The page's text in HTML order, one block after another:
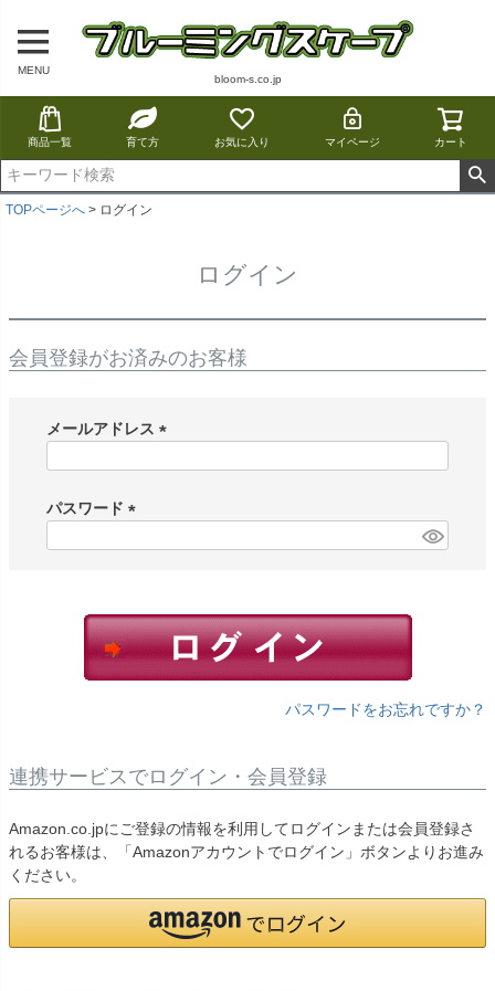
MENU
bloom-s.co.jp
商品一覧 育て方 お気に入り マイページ カート
TOPページへ ログイン
ログイン
会員登録がお済みのお客様
メールアドレス
)
パスワード
パスワードをお忘れですか？
連携サービスでログイン・会員登録
Amazon.co.jpにご登録の情報を利用してログインまたは会員登録さ
れるお客様は、「Amazonアカウントでログイン」ボタンよりお進み
ください。